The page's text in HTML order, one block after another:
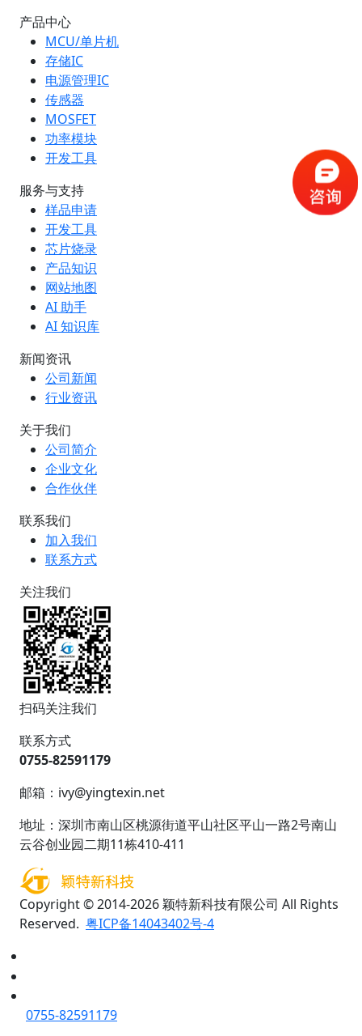
产品中心
MCU/单片机
存储IC
电源管理IC
传感器
MOSFET
功率模块
开发工具
服务与支持
样品申请
开发工具
芯片烧录
产品知识
网站地图
AI 助手
AI 知识库
新闻资讯
公司新闻
行业资讯
关于我们
公司简介
企业文化
合作伙伴
联系我们
加入我们
联系方式
关注我们
扫码关注我们
联系方式
0755-82591179
邮箱：ivy@yingtexin.net
地址：深圳市南山区桃源街道平山社区平山一路2号南山
云谷创业园二期11栋410-411
Copyright © 2014-2026 颖特新科技有限公司 All Rights
Reserved. 粤ICP备14043402号-4
0755-82591179